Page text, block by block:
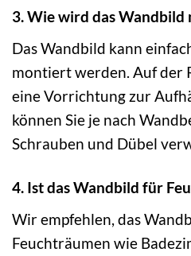
3. Wie wird das Wandbild
Das Wandbild kann
montiert werden. Auf der
eine Vorrichtung zur
können Sie je nach
Schrauben und Dübel
4. Ist das Wandbild für
Wir empfehlen, das
Feuchträumen wie